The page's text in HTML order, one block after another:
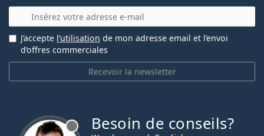
E-mail
Recevoir la newsletter
J’accepte l’utilisation de mon adresse email et l’envoi
d’offres commerciales
Besoin de conseils?